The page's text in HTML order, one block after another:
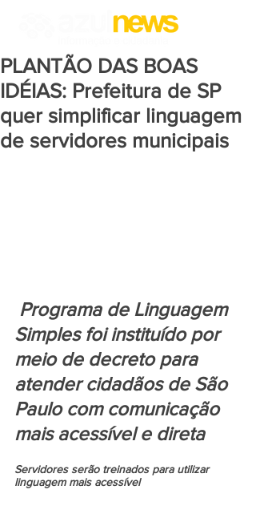
PLANTÃO DAS BOAS
IDÉIAS: Prefeitura de SP
quer simplificar linguagem
de servidores municipais
Programa de Linguagem
Simples foi instituído por
meio de decreto para
atender cidadãos de São
Paulo com comunicação
mais acessível e direta
Servidores serão treinados para utilizar
linguagem mais acessível